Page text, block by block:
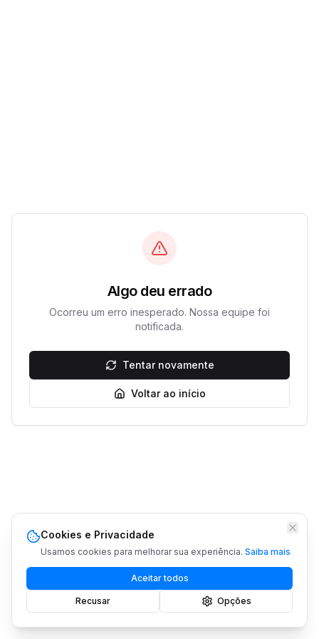
Algo deu errado
Ocorreu um erro inesperado. Nossa equipe foi
notificada.
Tentar novamente
Voltar ao início
Cookies e Privacidade
Usamos cookies para melhorar sua experiência. Saiba mais
Aceitar todos
Recusar Opções